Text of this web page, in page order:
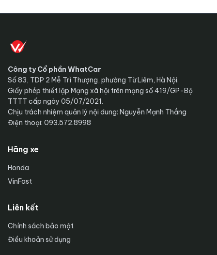
Công ty Cổ phần WhatCar
Số 83, TDP 2 Mễ Trì Thượng, phường Từ Liêm, Hà Nội.
Giấy phép thiết lập Mạng xã hội trên mạng số 419/GP-Bộ
TTTT cấp ngày 05/07/2021.
Chịu trách nhiệm quản lý nội dung: Nguyễn Mạnh Thắng
Điện thoại: 093.572.8998
Hãng xe
Honda
VinFast
Liên kết
Chính sách bảo mật
Điều khoản sử dụng